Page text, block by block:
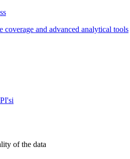
coverage and advanced analytical tools
of the data